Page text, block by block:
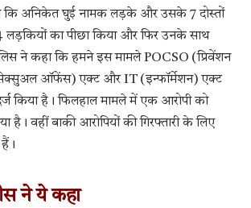
कि अनिकेत घुई नामक लड़के और उसके 7 दोस्तों
लड़कियों का पीछा किया और फिर उनके साथ
ने कहा कि हमने इस मामले POCSO (प्रिवेंशन
ऑफेंस) एक्ट और IT (इन्फॉर्मेशन) एक्ट
किया है। फिलहाल मामले में एक आरोपी को
है। वहीं बाकी आरोपियों की गिरफ्तारी के लिए
हैं।
ने ये कहा